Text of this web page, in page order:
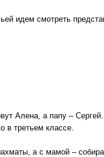
идем смотреть
Алена, а папу –
в третьем классе.
а с мамой –